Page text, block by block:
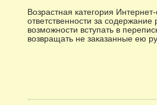
Возрастная категория
ответственности за
возможности вступать в
возвращать не заказанные ею